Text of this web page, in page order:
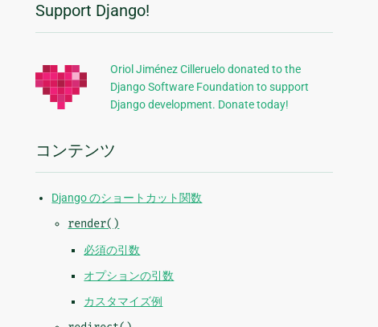
追
加
的
な
報
Support Django!
Oriol Jiménez Cilleruelo donated to the
Django Software Foundation to support
Django development. Donate today!
コンテンツ
Django のショートカット関数
render()
必須の引数
オプションの引数
カスタマイズ例